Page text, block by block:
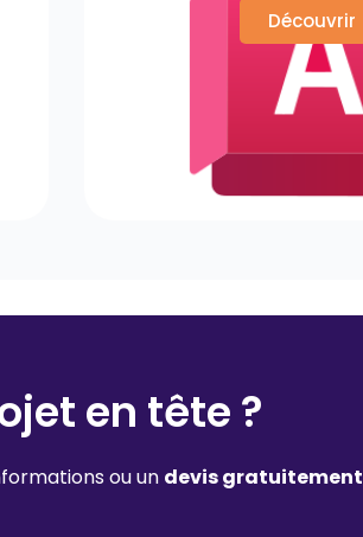
Découvrir
en tête ?
ou un devis gratuitement